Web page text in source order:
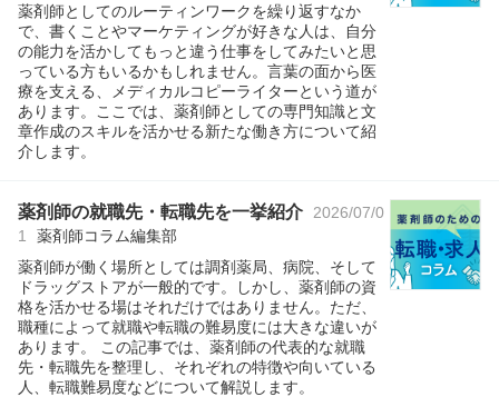
薬剤師としてのルーティンワークを繰り返すなか
で、書くことやマーケティングが好きな人は、自分
の能力を活かしてもっと違う仕事をしてみたいと思
っている方もいるかもしれません。言葉の面から医
療を支える、メディカルコピーライターという道が
あります。ここでは、薬剤師としての専門知識と文
章作成のスキルを活かせる新たな働き方について紹
介します。
薬剤師の就職先・転職先を一挙紹介
2026/07/0
1
薬剤師コラム編集部
薬剤師が働く場所としては調剤薬局、病院、そして
ドラッグストアが一般的です。しかし、薬剤師の資
格を活かせる場はそれだけではありません。ただ、
職種によって就職や転職の難易度には大きな違いが
あります。 この記事では、薬剤師の代表的な就職
先・転職先を整理し、それぞれの特徴や向いている
人、転職難易度などについて解説します。